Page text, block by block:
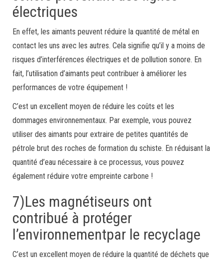
électriques
En effet, les aimants peuvent réduire la quantité de métal en
contact les uns avec les autres. Cela signifie qu’il y a moins de
risques d’interférences électriques et de pollution sonore. En
fait, l’utilisation d’aimants peut contribuer à améliorer les
performances de votre équipement !
C’est un excellent moyen de réduire les coûts et les
dommages environnementaux. Par exemple, vous pouvez
utiliser des aimants pour extraire de petites quantités de
pétrole brut des roches de formation du schiste. En réduisant la
quantité d’eau nécessaire à ce processus, vous pouvez
également réduire votre empreinte carbone !
7)Les magnétiseurs ont
contribué à protéger
l’environnementpar le recyclage
C’est un excellent moyen de réduire la quantité de déchets que